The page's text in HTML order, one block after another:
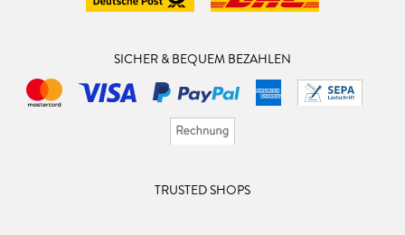
SICHER & BEQUEM BEZAHLEN
TRUSTED SHOPS